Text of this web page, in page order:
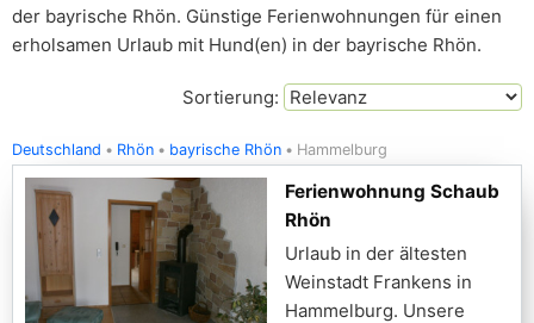
der bayrische Rhön. Günstige Ferienwohnungen für einen
erholsamen Urlaub mit Hund(en) in der bayrische Rhön.
Sortierung:
Deutschland Rhön bayrische Rhön Hammelburg
Ferienwohnung Schaub
Rhön
Urlaub in der ältesten
Weinstadt Frankens in
Hammelburg. Unsere